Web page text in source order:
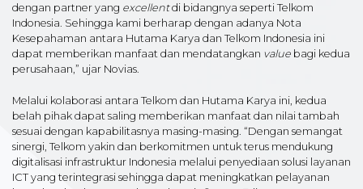
dengan partner yang excellentdi bidangnya seperti Telkom
Indonesia. Sehingga kami berharap dengan adanya Nota
Kesepahaman antara Hutama Karya dan Telkom Indonesia ini
dapat memberikan manfaat dan mendatangkan value bagi kedua
perusahaan,” ujar Novias.
Melalui kolaborasi antara Telkom dan Hutama Karya ini, kedua
belah pihak dapat saling memberikan manfaat dan nilai tambah
sesuai dengan kapabilitasnya masing-masing. “Dengan semangat
sinergi, Telkom yakin dan berkomitmen untuk terus mendukung
digitalisasi infrastruktur Indonesia melalui penyediaan solusi layanan
ICT yang terintegrasi sehingga dapat meningkatkan pelayanan